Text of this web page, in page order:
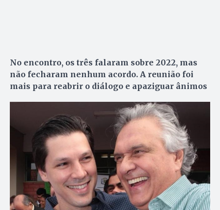
No encontro, os três falaram sobre 2022, mas
não fecharam nenhum acordo. A reunião foi
mais para reabrir o diálogo e apaziguar ânimos